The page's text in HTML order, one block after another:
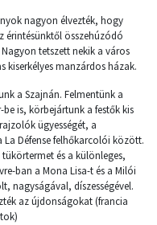
nagyon élvezték, hogy
érintésünktől összehúzódó
tetszett nekik a város
manzárdos házak.
a Szajnán. Felmentünk a
is, körbejártunk a festők kis
ügyességét, a
Défense felhőkarcolói között.
és a különleges,
ban a Mona Lisa-t és a Milói
nagyságával, díszességével.
az újdonságokat (francia